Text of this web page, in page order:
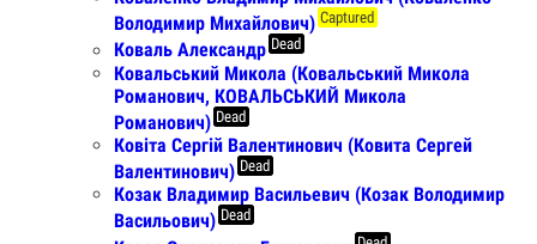
Володимир Михайлович) Captured
Коваль Александр Dead
Ковальський Микола (Ковальський Микола
Романович, КОВАЛЬСЬКИЙ Микола
Романович) Dead
Ковіта Сергій Валентинович (Ковита Сергей
Валентинович) Dead
Козак Владимир Васильевич (Козак Володимир
Васильович) Dead